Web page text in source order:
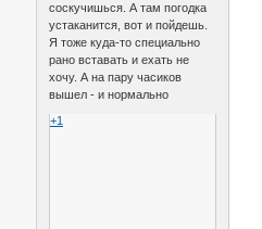
соскучишься. А там погодка
устаканится, вот и пойдешь.
Я тоже куда-то специально
рано вставать и ехать не
хочу. А на пару часиков
вышел - и нормально
+1